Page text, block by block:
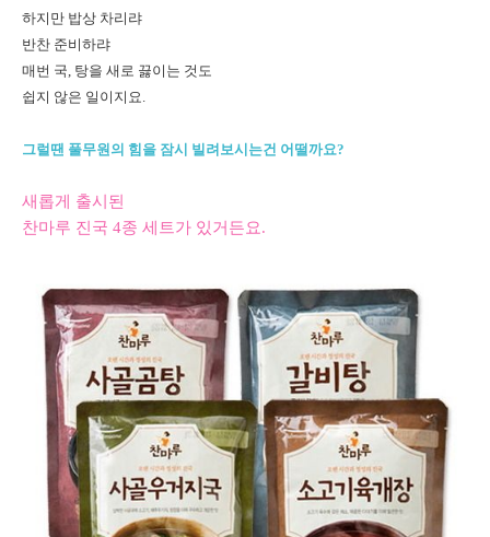
하지만 밥상 차리랴
반찬 준비하랴
매번 국, 탕을 새로 끓이는 것도
쉽지 않은 일이지요.
그럴땐 풀무원의 힘을 잠시 빌려보시는건 어떨까요?
새롭게 출시된
찬마루 진국 4종 세트가 있거든요.